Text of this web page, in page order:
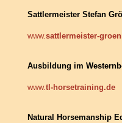
Sattlermeister Stefan
www.sattlermeister-
Ausbildung im
www.tl-horsetraining.de
Natural Horsemanship